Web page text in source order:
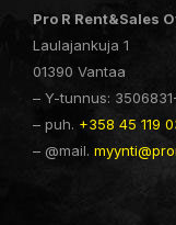
Pro R Rent&Sales
Laulajankuja 1
01390 Vantaa
– Y-tunnus:
– puh. +358 45 119
– @mail.